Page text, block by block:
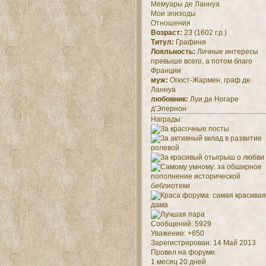
Мемуары де Ланнуа
Мои эпизоды
Отношения
Возраст: 23 (1602 г.р.)
Титул: Графиня
Лояльность: Личные интересы
превыше всего, а потом благо
Франции
муж: Огюст-Жармен, граф де
Ланнуа
любовник: Луи де Ногаре
д'Эпернон
Награды:
Сообщений:5929
Уважение: +650
Зарегистрирован: 14 Май 2013
Провел на форуме:
1 месяц 20 дней